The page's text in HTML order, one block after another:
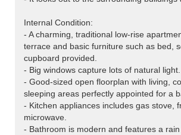
Internal Condition:
- A charming, traditional low-rise
terrace and basic furniture such as bed,
cupboard provided.
- Big windows capture lots of natural light.
- Good-sized open floorplan with living,
sleeping areas perfectly appointed for a
- Kitchen appliances includes gas stove,
microwave.
- Bathroom is modern and features a rain